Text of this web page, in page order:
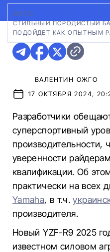
ФОТО:
СТИЛЬНЫЙ ПОРОДИСТЫЙ
ПОДОЙДЕТ КАК ОПЫТНЫМ
ВАЛЕНТИН ОЖГО
17 ОКТЯБРЯ 2024,
Разработчики
суперспортивный
производительности,
уверенности
квалификации. Об
практически на всех
Yamaha, в т.ч.
производителя.
Новый YZF-R9 2025
известном силовом